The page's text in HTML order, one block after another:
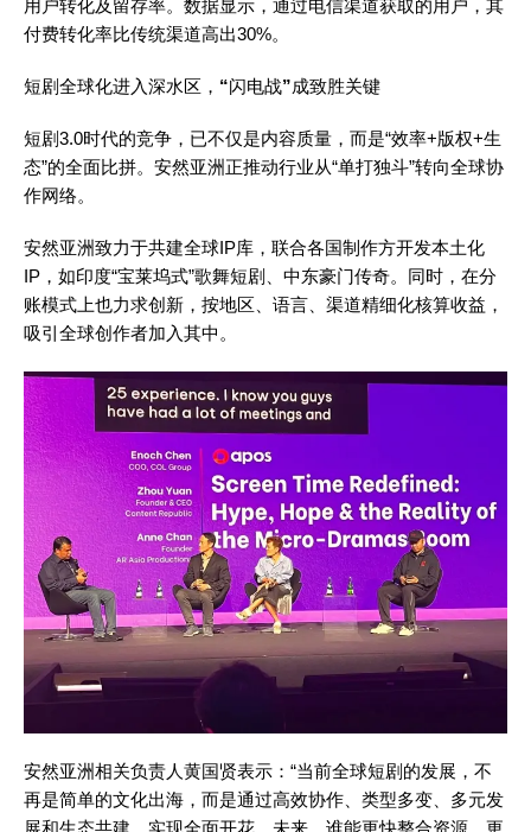
用户转化及留存率。数据显示，通过电信渠道获取的用户，其
付费转化率比传统渠道高出30%。
短剧全球化进入深水区， “闪电战”成致胜关键
短剧3.0时代的竞争，已不仅是内容质量，而是“效率+版权+生
态”的全面比拼。安然亚洲正推动行业从“单打独斗”转向全球协
作网络。
安然亚洲致力于共建全球IP库，联合各国制作方开发本土化
IP，如印度“宝莱坞式”歌舞短剧、中东豪门传奇。同时，在分
账模式上也力求创新，按地区、语言、渠道精细化核算收益，
吸引全球创作者加入其中。
安然亚洲相关负责人黄国贤表示：“当前全球短剧的发展，不
再是简单的文化出海，而是通过高效协作、类型多变、多元发